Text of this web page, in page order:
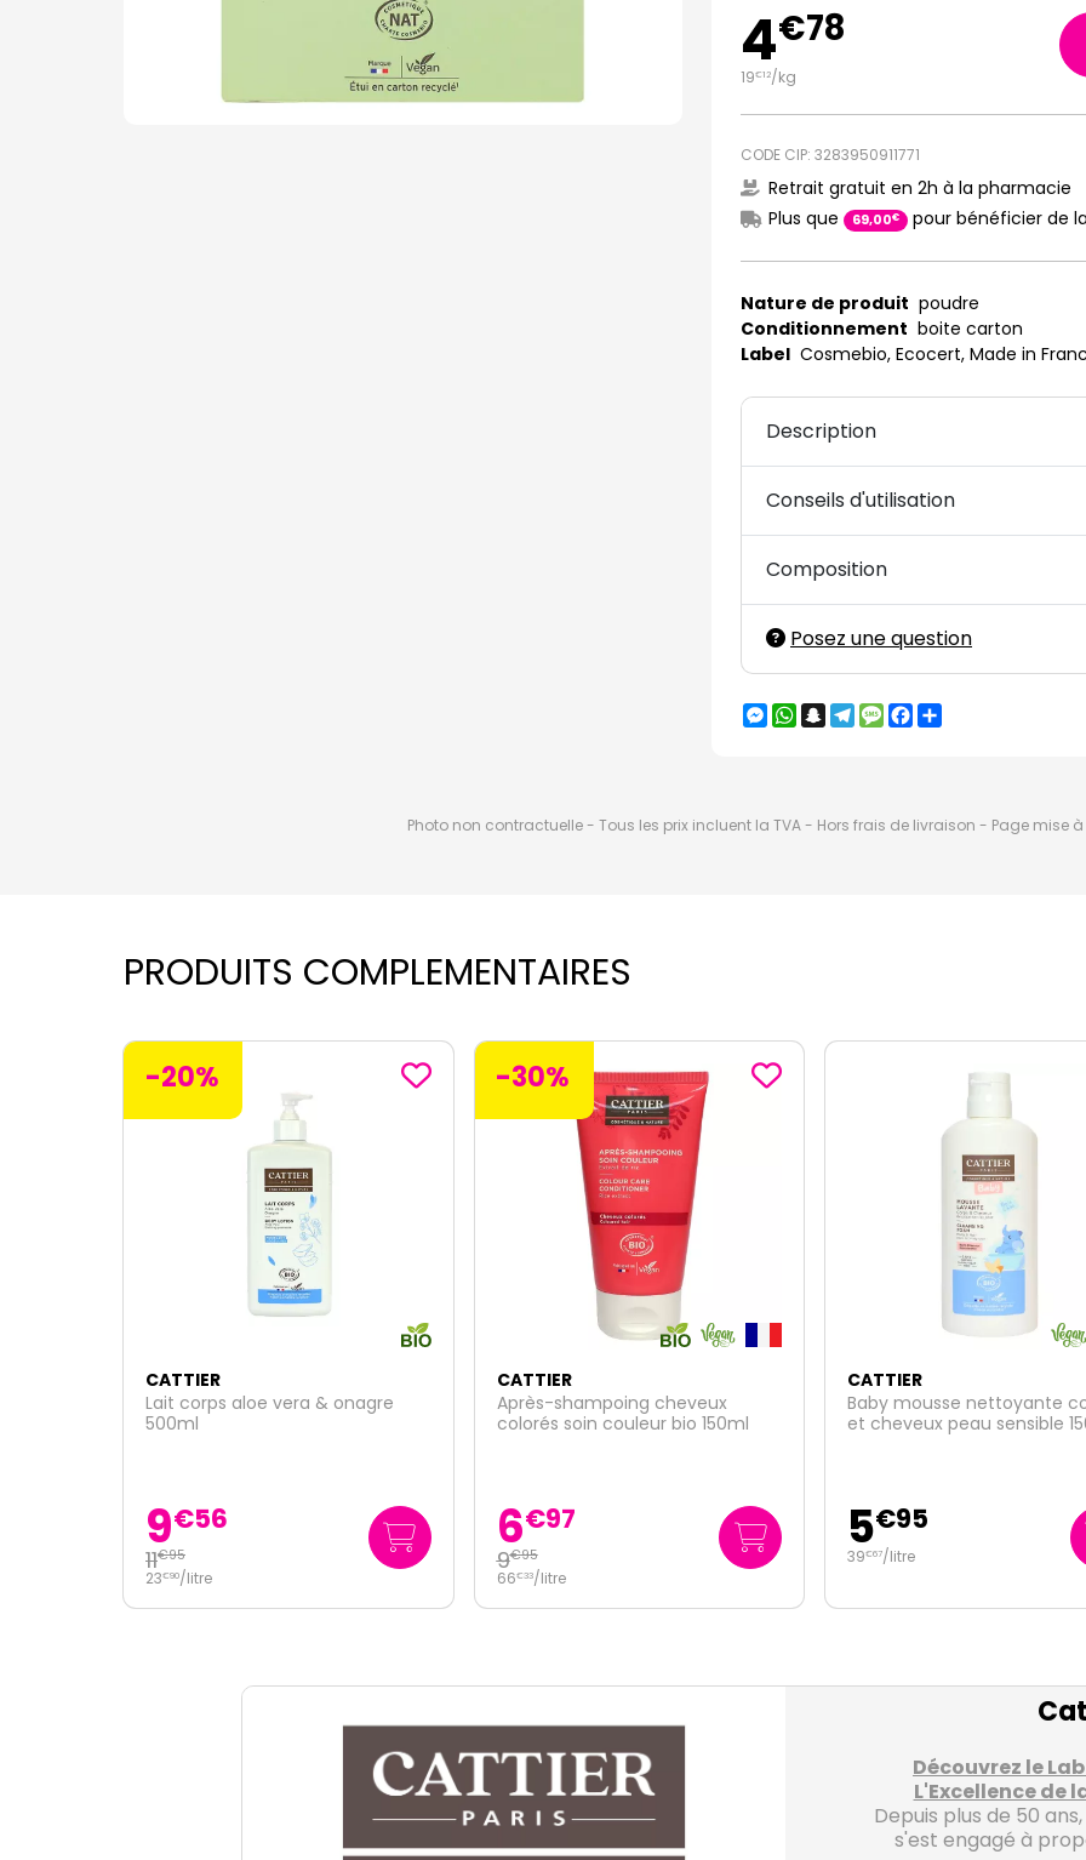
4€78
19€12/kg
CODE CIP: 3283950911771
Retrait gratuit en 2h à la pharmacie
Plus que
69,00€ pour bénéficier de
Nature de produit poudre
Conditionnement boite carton
Label Cosmebio, Ecocert, Made in
Description
Conseils d'utilisation
Composition
Posez une question
Messenger
WhatsApp
Snapchat
Telegram
MessageFacebook
Photo non contractuelle - Tous les prix incluent la TVA - Hors frais de livraison - Page mise
PRODUITS COMPLEMENTAIRES
-30%
CATTIER
Après-shampoing cheveux
colorés soin couleur bio 150ml
6€97
9€95
66€33/litre
CATTIER
Baby mousse nettoyante corps
et cheveux peau sensible 150ml
5€95
39€67/
CATTIER
Huile démaquillante pureté
100ml
8€76
10€95
Découvrez le
L'Excellence de
Depuis plus de 50
s'est engagé à